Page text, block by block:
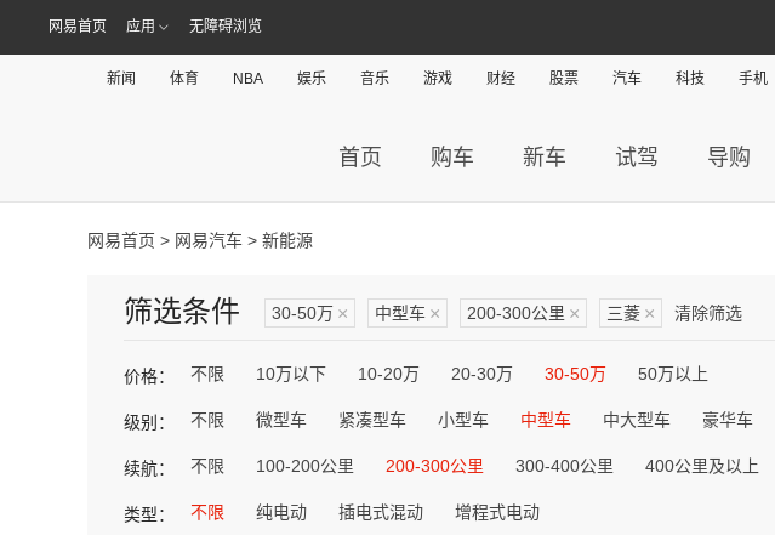
网易首页 应用 无障碍浏览
新闻 体育 NBA 娱乐 音乐 游戏 财经 股票 汽车 科技 手机
首页 购车 新车 试驾 导购
网易首页 > 网易汽车 > 新能源
筛选条件 30-50万 × 中型车 × 200-300公里 × 三菱 × 清除筛选
价格： 不限 10万以下 10-20万 20-30万 30-50万 50万以上
级别： 不限 微型车 紧凑型车 小型车 中型车 中大型车 豪华车
续航： 不限 100-200公里 200-300公里 300-400公里 400公里及以上
类型： 不限 纯电动 插电式混动 增程式电动